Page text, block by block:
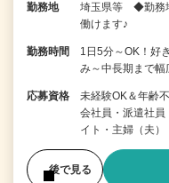
勤務地
埼玉県等 ◆勤務
働けます♪
勤務時間
1日5分～OK！好
み～中長期まで
応募資格
未経験OK＆年齢
会社員・派遣社
イト・主婦（夫
後で見る